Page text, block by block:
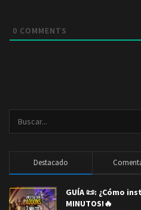
0 COMMENTS
Destacado
GUÍA 📜: ¿Cómo
MINUTOS!🔥